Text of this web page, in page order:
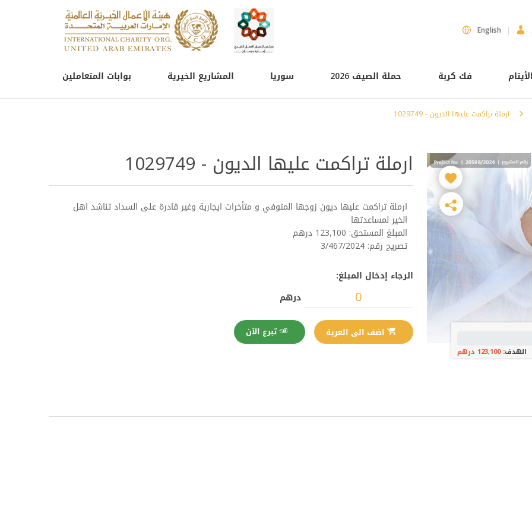
English
فك كربة حملة الصيف 2026 سوريا المشاريع الخيرية
ارملة تراكمت عليها الديون - 1029749
الهدف:123,100 درهم
ارملة تراكمت عليها الديون - 1029749
ارملة تراكمت عليها ديون زوجها المتوفي و متأخرات ايجارية وغير قادرة على السداد تناشد اهل
الخير لمساعدتها
المبلغ المستحق: 123,100 درهم
تصريح رقم: 3/467/2024
الرجاء إدخال المبلغ:
درهم
تبرع الآن